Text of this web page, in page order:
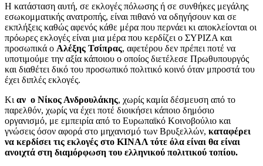
Η κατάσταση αυτή, σε εκλογές πόλωσης ή σε συνθήκες μεγάλης
εσωκομματικής ανατροπής, είναι πιθανό να οδηγήσουν και σε
εκπλήξεις καθώς αφενός κάθε μέρα που περνάει κι αποκλείονται οι
πρόωρες εκλογές είναι μια μέρα που κερδίζει ο ΣΥΡΙΖΑ και
προσωπικά ο Αλέξης Τσίπρας, αφετέρου δεν πρέπει ποτέ να
υποτιμούμε την αξία κάποιου ο οποίος διετέλεσε Πρωθυπουργός
και διαθέτει δικό του προσωπικό πολιτικό κοινό όταν μπροστά του
έχει διπλές εκλογές.
Κι αν ο Νίκος Ανδρουλάκης, χωρίς καμία δέσμευση από το
παρελθόν, χωρίς να έχει ποτέ διοικήσει κάποιο δημόσιο
οργανισμό, με εμπειρία από το Ευρωπαϊκό Κοινοβούλιο και
γνώσεις όσον αφορά στο μηχανισμό των Βρυξελλών, καταφέρει
να κερδίσει τις εκλογές στο ΚΙΝΑΛ τότε όλα είναι θα είναι
ανοιχτά στη διαμόρφωση του ελληνικού πολιτικού τοπίου.